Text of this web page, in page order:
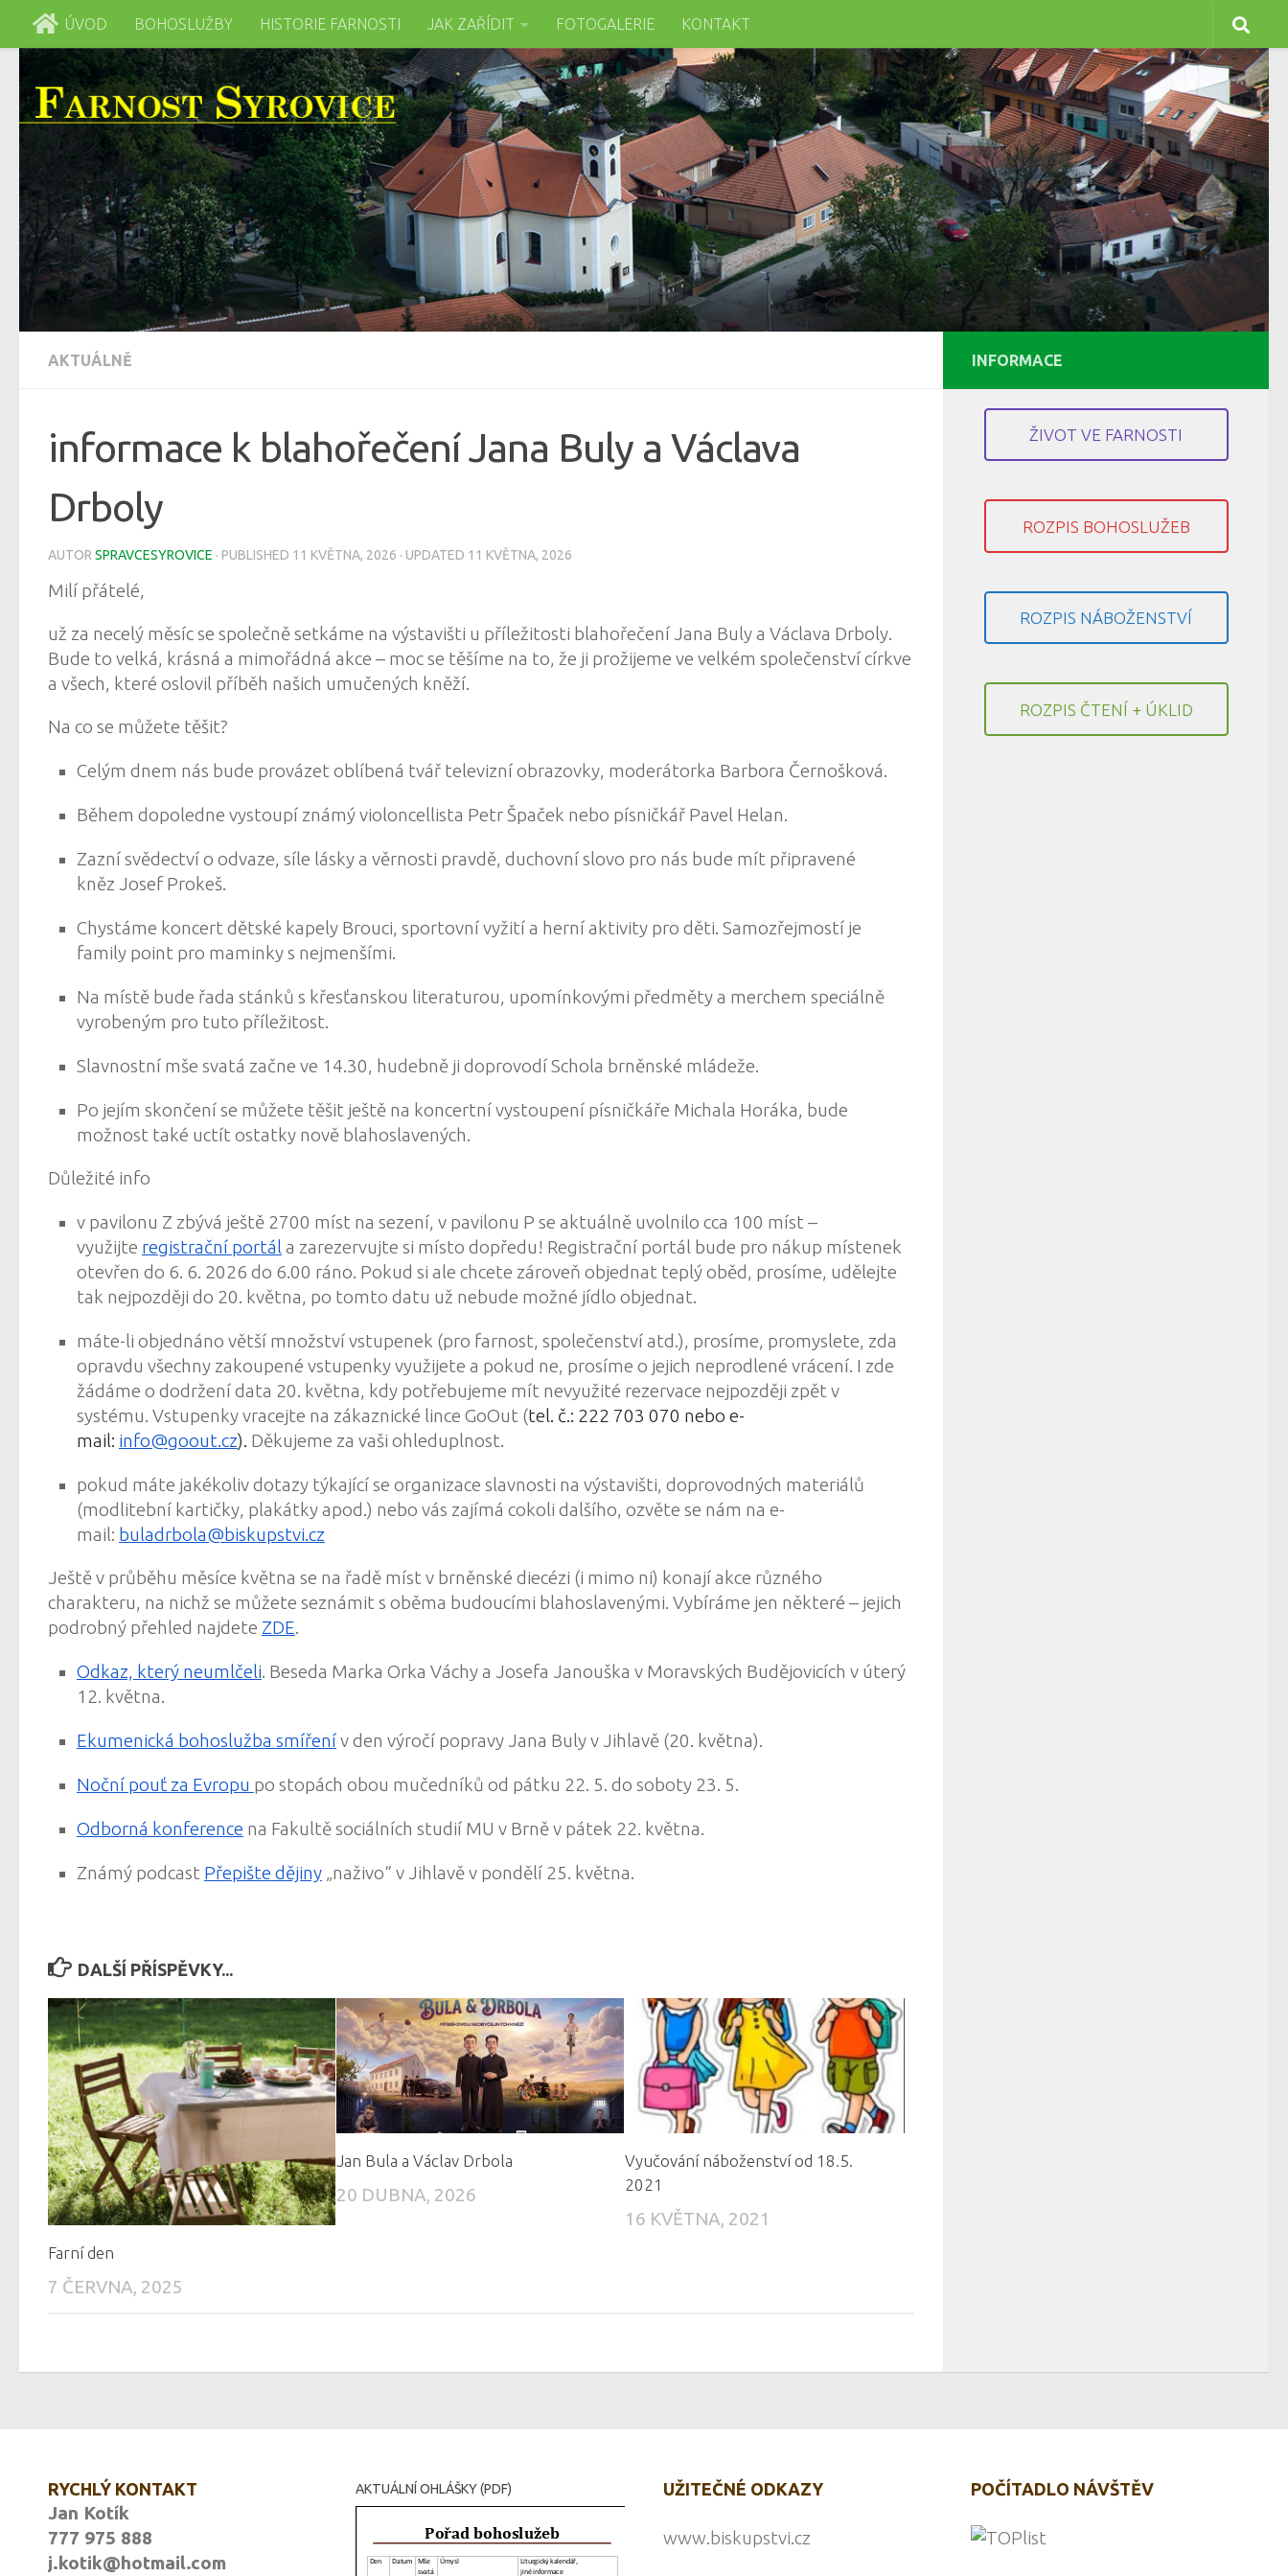
Skip to content
ÚVOD BOHOSLUŽBY HISTORIE FARNOSTI JAK ZAŘÍDIT FOTOGALERIE KONTAKT
AKTUÁLNĚ
informace k blahořečení Jana Buly a Václava
Drboly
AUTOR SPRAVCESYROVICE · PUBLISHED 11 KVĚTNA, 2026 · UPDATED 11 KVĚTNA, 2026
Milí přátelé,
už za necelý měsíc se společně setkáme na výstavišti u příležitosti blahořečení Jana Buly a Václava Drboly.
Bude to velká, krásná a mimořádná akce – moc se těšíme na to, že ji prožijeme ve velkém společenství církve
a všech, které oslovil příběh našich umučených kněží.
Na co se můžete těšit?
Celým dnem nás bude provázet oblíbená tvář televizní obrazovky, moderátorka Barbora Černošková.
Během dopoledne vystoupí známý violoncellista Petr Špaček nebo písničkář Pavel Helan.
Zaznísvědectvío odvaze, síle lásky a věrnosti pravdě, duchovní slovo pro nás bude mít připravené
kněz Josef Prokeš.
Chystáme koncert dětské kapely Brouci, sportovní vyžití a herní aktivity pro děti. Samozřejmostí je
family point pro maminky s nejmenšími.
Na místě bude řada stánků s křesťanskou literaturou, upomínkovými předměty a merchem speciálně
vyrobeným pro tuto příležitost.
Slavnostní mše svatá začne ve 14.30, hudebně ji doprovodíSchola brněnské mládeže.
Po jejím skončení se můžete těšit ještě na koncertní vystoupení písničkáře Michala Horáka, bude
možnost také uctít ostatky nově blahoslavených.
Důležité info
v pavilonu Z zbývá ještě 2700 míst na sezení, v pavilonu P se aktuálně uvolnilo cca 100 míst –
využijte registrační portál a zarezervujte si místo dopředu! Registrační portál bude pro nákup místenek
otevřen do 6. 6. 2026 do 6.00 ráno. Pokud si ale chcete zároveň objednat teplý oběd, prosíme, udělejte
tak nejpozději do 20. května, po tomto datu už nebude možné jídlo objednat.
máte-li objednáno větší množství vstupenek (pro farnost, společenství atd.), prosíme, promyslete, zda
opravdu všechny zakoupené vstupenky využijete a pokud ne, prosíme o jejich neprodlené vrácení. I zde
žádáme o dodržení data 20. května, kdy potřebujeme mít nevyužité rezervace nejpozději zpět v
systému. Vstupenky vracejte na zákaznické lince GoOut (tel. č.: 222 703 070 nebo e-
mail: info@goout.cz). Děkujeme za vaši ohleduplnost.
pokud máte jakékoliv dotazy týkající se organizace slavnosti na výstavišti, doprovodných materiálů
(modlitební kartičky, plakátky apod.) nebo vás zajímá cokoli dalšího, ozvěte se nám na e-
mail: buladrbola@biskupstvi.cz
Ještě v průběhu měsíce května se na řadě míst v brněnské diecézi (i mimo ni) konají akce různého
charakteru, na nichž se můžete seznámit s oběma budoucími blahoslavenými. Vybíráme jen některé – jejich
podrobný přehled najdete ZDE.
Odkaz, který neumlčeli. Beseda Marka Orka Váchy a Josefa Janouška v Moravských Budějovicích v úterý
12. května.
Ekumenická bohoslužba smířenív den výročí popravy Jana Buly v Jihlavě (20. května).
Noční pouť za Evropu po stopách obou mučedníků od pátku 22. 5. do soboty 23. 5.
Odborná konference na Fakultě sociálních studií MU v Brně v pátek 22. května.
Známý podcast Přepište dějiny „naživo“ v Jihlavě v pondělí 25. května.
DALŠÍ PŘÍSPĚVKY...
Farní den
7 ČERVNA, 2025
Jan Bula a Václav Drbola
20 DUBNA, 2026
Vyučování náboženství od 18.5.
2021
16 KVĚTNA, 2021
INFORMACE
ŽIVOT VE FARNOSTI
ROZPIS BOHOSLUŽEB
ROZPIS NÁBOŽENSTVÍ
ROZPIS ČTENÍ + ÚKLID
RYCHLÝ KONTAKT
Jan Kotík
777 975 888
j.kotik@hotmail.com
AKTUÁLNÍ OHLÁŠKY (PDF) UŽITEČNÉ ODKAZY
www.biskupstvi.cz
POČÍTADLO NÁVŠTĚV